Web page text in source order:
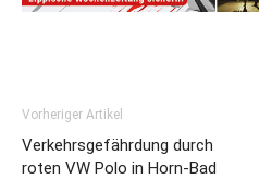
Vorheriger Artikel
Verkehrsgefährdung durch
roten VW Polo in Horn-Bad